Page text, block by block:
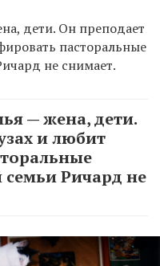
дети. Он преподает
пасторальные
не снимает.
— жена, дети.
и любит
Ричард не